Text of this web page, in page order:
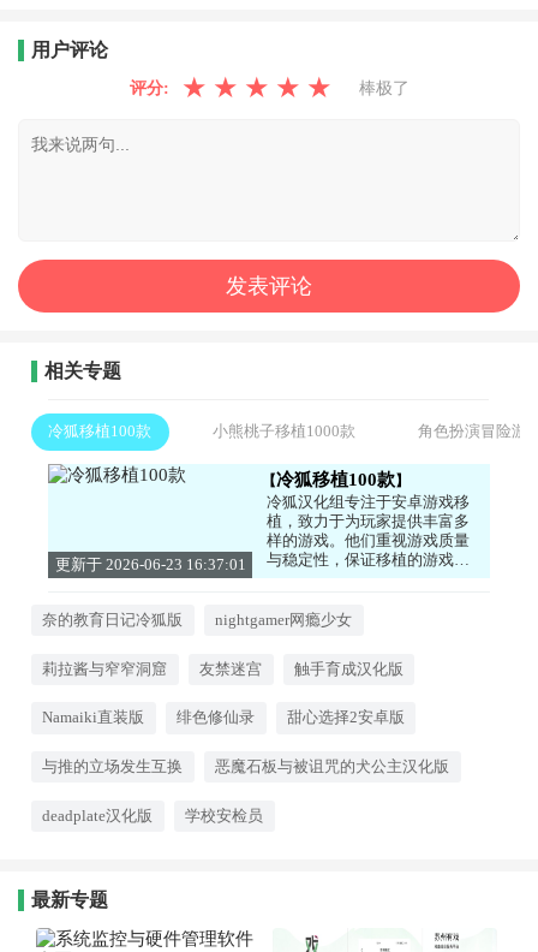
用户评论
评分: ★ ★ ★ ★ ★ 棒极了
相关专题
冷狐移植100款 小熊桃子移植1000款 角色扮演冒险游
更新于 2026-06-23 16:37:01
冷狐移植100款
冷狐汉化组专注于安卓游戏移
植，致力于为玩家提供丰富多
样的游戏。他们重视游戏质量
与稳定性，保证移植的游戏在
安卓设备上流畅运行。针对语
色的解决方案，让玩家能尽情
与技术，冷狐汉化组打造了一
个独特的游戏世界。无论你钟
作冒险游戏，冷狐汉化组都能
奈的教育日记冷狐版 nightgamer网瘾少女
莉拉酱与窄窄洞窟 友禁迷宫 触手育成汉化版
Namaiki直装版 绯色修仙录 甜心选择2安卓版
与推的立场发生互换 恶魔石板与被诅咒的犬公主汉化版
deadplate汉化版 学校安检员
最新专题